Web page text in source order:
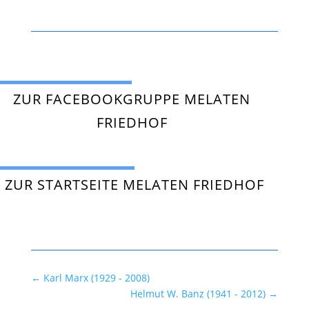
ZUR FACEBOOKGRUPPE MELATEN
FRIEDHOF
ZUR STARTSEITE MELATEN FRIEDHOF
← Karl Marx (1929 - 2008)
Helmut W. Banz (1941 - 2012) →